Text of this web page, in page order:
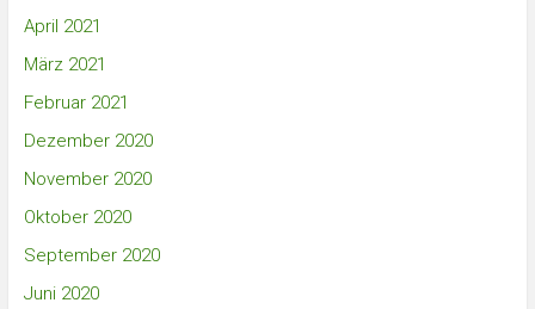
April 2021
März 2021
Februar 2021
Dezember 2020
November 2020
Oktober 2020
September 2020
Juni 2020